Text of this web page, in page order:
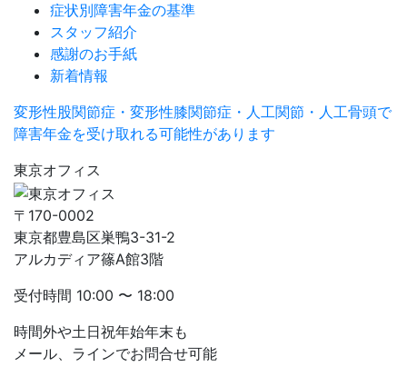
症状別障害年金の基準
スタッフ紹介
感謝のお手紙
新着情報
変形性股関節症・変形性膝関節症・人工関節・人工骨頭で
障害年金を受け取れる可能性があります
東京オフィス
〒170-0002
東京都豊島区巣鴨3-31-2
アルカディア篠A館3階
受付時間 10:00 〜 18:00
時間外や土日祝年始年末も
メール、ラインでお問合せ可能